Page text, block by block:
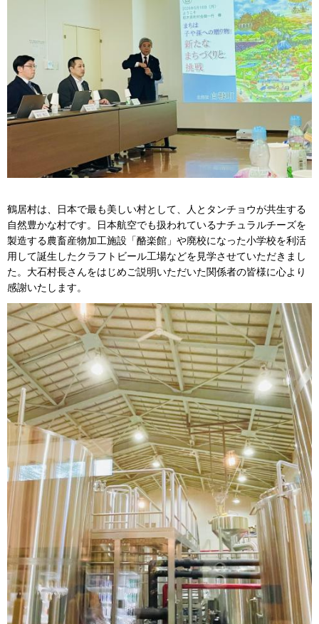
鶴居村は、日本で最も美しい村として、人とタンチョウが共生する
自然豊かな村です。日本航空でも扱われているナチュラルチーズを
製造する農畜産物加工施設「酪楽館」や廃校になった小学校を利活
用して誕生したクラフトビール工場などを見学させていただきまし
た。大石村長さんをはじめご説明いただいた関係者の皆様に心より
感謝いたします。